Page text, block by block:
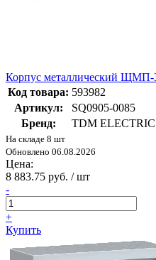
Корпус металлический ЩМП-
Код товара: 593982
Артикул:
SQ0905-0085
Бренд:
TDM ELECTRIC
На складе 8 шт
Обновлено 06.08.2026
Цена:
8 883.75 руб. / шт
-
+
Купить